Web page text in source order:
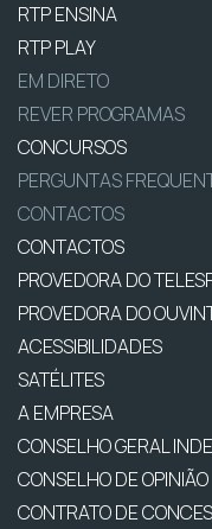
RTP ENSINA
RTP PLAY
EM DIRETO
REVER PROGRAMAS
CONCURSOS
PERGUNTAS
CONTACTOS
CONTACTOS
PROVEDORA DO
PROVEDORA DO
ACESSIBILIDADES
SATÉLITES
A EMPRESA
CONSELHO GERAL
CONSELHO DE OPINIÃO
CONTRATO DE